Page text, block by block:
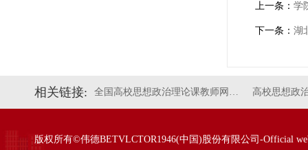
上一条： 学
下一条： 湖
相关链接: 全国高校思想政治理论课教师网… 高校思想政
版权所有©伟德BETVLCTOR1946(中国)股份有限公司-Official